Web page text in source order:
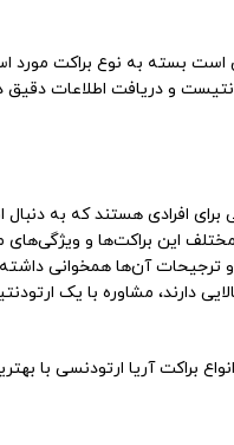
است بسته به نوع براکت مورد
و دریافت اطلاعات
افرادی هستند که به
این براکت‌ها و ویژگی‌های
و ترجیحات آن‌ها همخوانی
دارند، مشاوره با یک
براکت آریا ارتودنسی با